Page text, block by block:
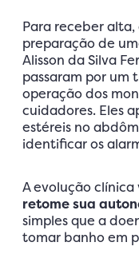
Para receber
preparação de
Alisson da Silva
passaram por um
operação dos
cuidadores. Eles
estéreis no
identificar os
A evolução
retome sua
simples que a
tomar banho em